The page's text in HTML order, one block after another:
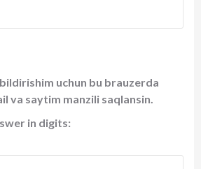
uchun bu brauzerda
va saytim manzili saqlansin.
in digits: